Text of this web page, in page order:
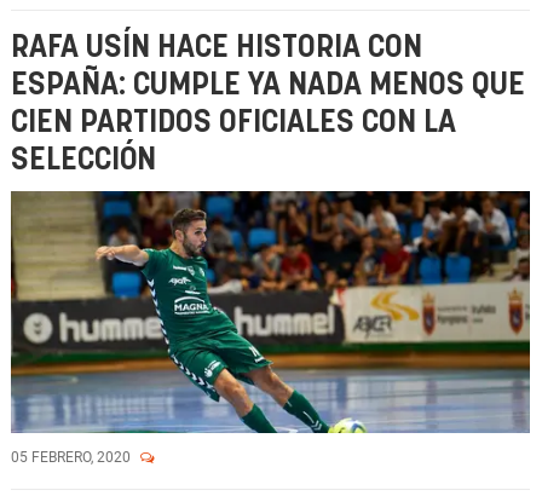
RAFA USÍN HACE HISTORIA CON
ESPAÑA: CUMPLE YA NADA MENOS QUE
CIEN PARTIDOS OFICIALES CON LA
SELECCIÓN
05 FEBRERO, 2020